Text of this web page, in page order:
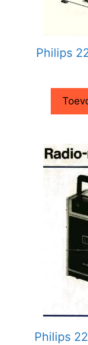
Philips
Philips